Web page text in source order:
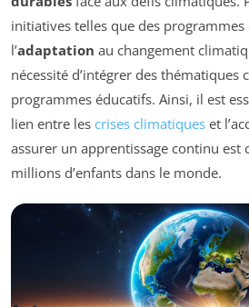
initiatives telles que des programmes
l’adaptation au changement
nécessité d’intégrer des thématiques
programmes éducatifs. Ainsi, il est
lien entre les crises climatiques et
assurer un apprentissage continu est
millions d’enfants dans le monde.